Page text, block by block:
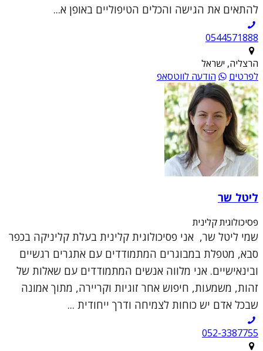
להתאים את הגישה והכלים הטיפוליים באופן א...
0544571888
הרצליה, ישראל
לפרטים
הודעה לווטסאפ
ליטל שר
פסיכולוגית קלינית
שמי ליטל שר, אני פסיכולוגית קלינית בעלת קליניקה בכפר
סבא, מטפלת במבוגרים המתמודדים עם אתגרים רגשיים
ובינאישיים. אני מלווה אנשים המתמודדים עם שאלות של
זהות, משמעות, חיפוש אחר זוגיות וקריירה, מתוך אמונה
שבכל אדם יש כוחות לצמיחה ודרך ייחודית ...
052-3387755